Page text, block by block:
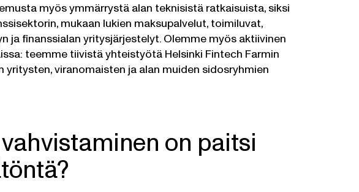
myös ymmärrystä alan teknisistä ratkaisuista, siksi
mukaan lukien maksupalvelut, toimiluvat,
ja finanssialan yritysjärjestelyt. Olemme myös aktiivinen
teemme tiivistä yhteistyötä Helsinki Fintech Farmin
viranomaisten ja alan muiden sidosryhmien
on paitsi